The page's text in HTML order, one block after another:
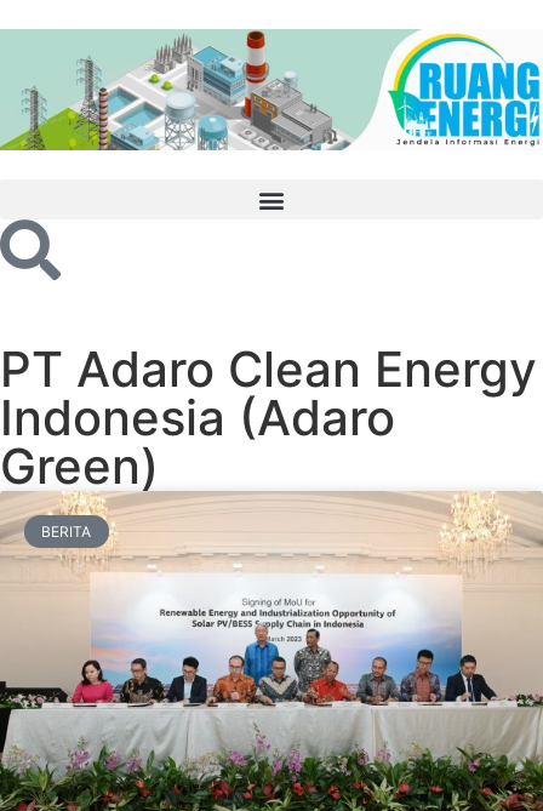
PT Adaro Clean Energy
Indonesia (Adaro
Green)
BERITA